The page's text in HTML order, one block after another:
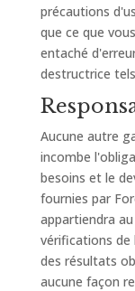
précautions
que ce que
entaché
destructrice
Aucune autre
incombe
besoins et le
fournies par
appartiendra
vérifications de
des résultats
aucune façon